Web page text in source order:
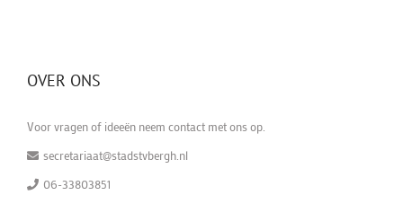
OVER ONS
Voor vragen of ideeën neem contact met ons op.
secretariaat@stadstvbergh.nl
06-33803851